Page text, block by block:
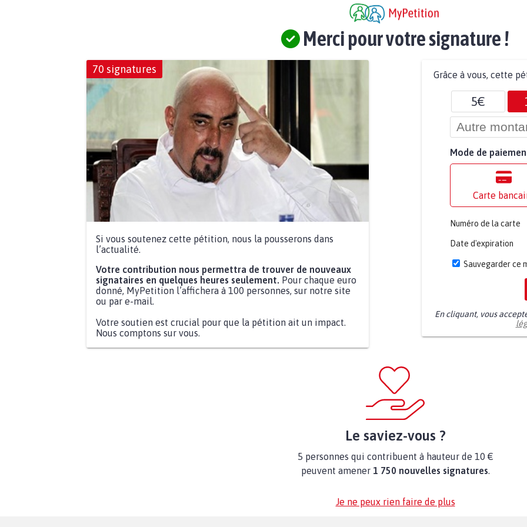
Merci pour votre signature !
70 signatures
Si vous soutenez cette pétition, nous la pousserons dans
l’actualité.
Votre contribution nous permettra de trouver de nouveaux
signataires en quelques heures seulement. Pour chaque euro
donné, MyPetition l’affichera à 100 personnes, sur notre site
ou par e-mail.
Votre soutien est crucial pour que la pétition ait un impact.
Nous comptons sur vous.
Grâce à vous, cette
5€
Mode de
Carte
Numéro de la carte
Date d'expiration
Sauvegarder ce
En cliquant, vous
Le saviez-vous ?
5 personnes qui contribuent à hauteur de 10 €
peuvent amener 1 750 nouvelles signatures.
Je ne peux rien faire de plus